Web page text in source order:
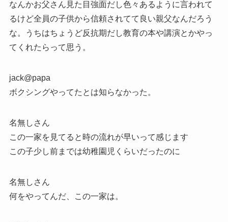
なんかお父さん見た目強面だし色々あるように言われて
るけど全員の子供から信頼されてて良い親父なんだろう
な。うちはちょうど反抗期だし教育の本や講演とかやっ
てくれたらって思う。
jack@papa
ボクシングやってたとは知らなかった。
名無しさん
この一家を見てると時の流れが早いって感じます
この子少し前までは幼稚園児くらいだったのに
名無しさん
何をやってんだ、この一家は。